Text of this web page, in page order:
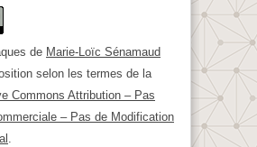
de Marie-Loïc Sénamaud
selon les termes de la
Commons Attribution – Pas
– Pas de Modification
.